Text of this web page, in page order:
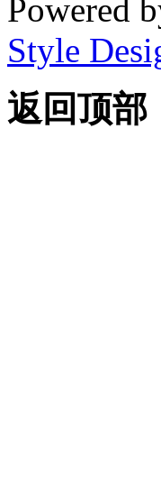
Powered
Style
返回顶部